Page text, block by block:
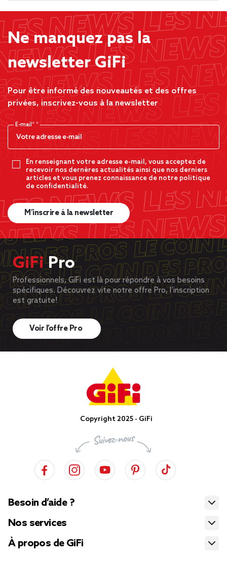
Ne manquez pas la
newsletter GiFi
Pour être informé des nouveautés et des offres
privées, inscrivez-vous à la newsletter
E-mail*
En renseignant votre adresse e-mail, vous acceptez de
recevoir nos dernères actualités ainsi que nos derniers
articles et vous prenez connaissance de notre politique
de confidentialité.
M’inscrire à la newsletter
GiFiPro
Professionnels, GiFi est là pour répondre à vos besoins
spécifiques. Découvrez vite notre offre Pro, l’inscription
est gratuite!
Voir l’offre Pro
Copyright 2025 - GiFi
Besoin d’aide ?
Nos services
À propos de GiFi